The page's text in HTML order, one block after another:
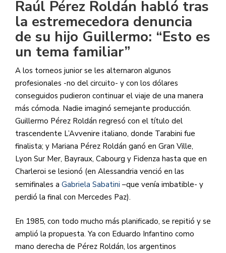
Raúl Pérez Roldán habló tras
la estremecedora denuncia
de su hijo Guillermo: “Esto es
un tema familiar”
A los torneos junior se les alternaron algunos
profesionales -no del circuito- y con los dólares
conseguidos pudieron continuar el viaje de una manera
más cómoda. Nadie imaginó semejante producción.
Guillermo Pérez Roldán regresó con el título del
trascendente L’Avvenire italiano, donde Tarabini fue
finalista; y Mariana Pérez Roldán ganó en Gran Ville,
Lyon Sur Mer, Bayraux, Cabourg y Fidenza hasta que en
Charleroi se lesionó (en Alessandria venció en las
semifinales a Gabriela Sabatini ​ –que venía imbatible- y
perdió la final con Mercedes Paz).
En 1985, con todo mucho más planificado, se repitió y se
amplió la propuesta. Ya con Eduardo Infantino como
mano derecha de Pérez Roldán, los argentinos